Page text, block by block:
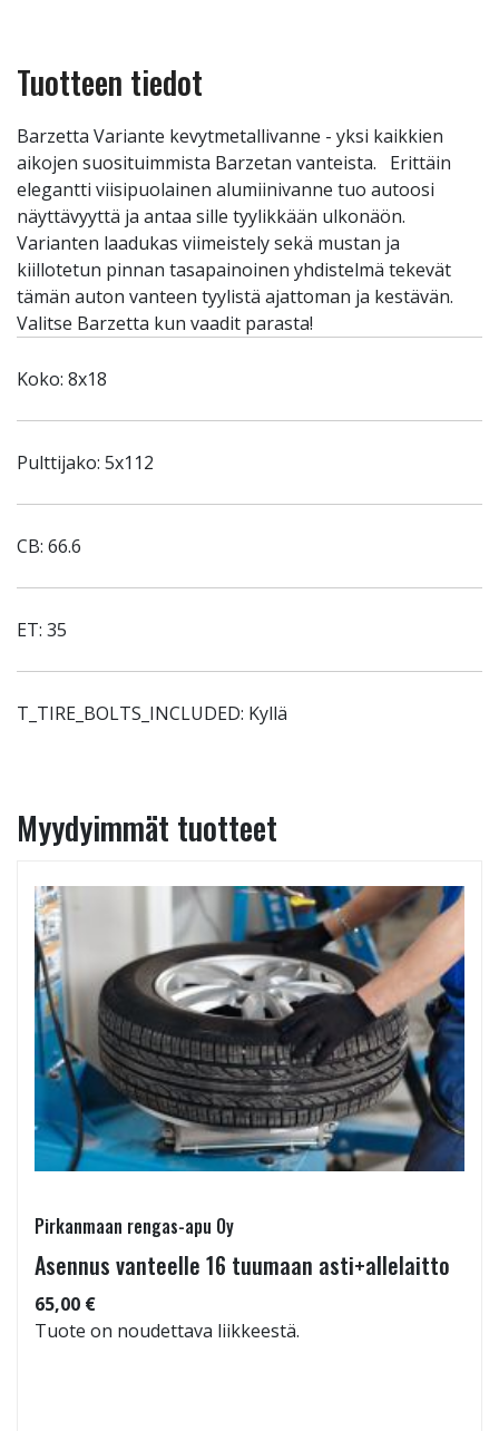
Tuotteen tiedot
Barzetta Variante kevytmetallivanne - yksi kaikkien
aikojen suosituimmista Barzetan vanteista. Erittäin
elegantti viisipuolainen alumiinivanne tuo autoosi
näyttävyyttä ja antaa sille tyylikkään ulkonäön.
Varianten laadukas viimeistely sekä mustan ja
kiillotetun pinnan tasapainoinen yhdistelmä tekevät
tämän auton vanteen tyylistä ajattoman ja kestävän.
Valitse Barzetta kun vaadit parasta!
Koko: 8x18
Pulttijako: 5x112
CB: 66.6
ET: 35
T_TIRE_BOLTS_INCLUDED: Kyllä
Myydyimmät tuotteet
Pirkanmaan rengas-apu Oy
Asennus vanteelle 16 tuumaan asti+allelaitto
65,00 €
Tuote on noudettava liikkeestä.